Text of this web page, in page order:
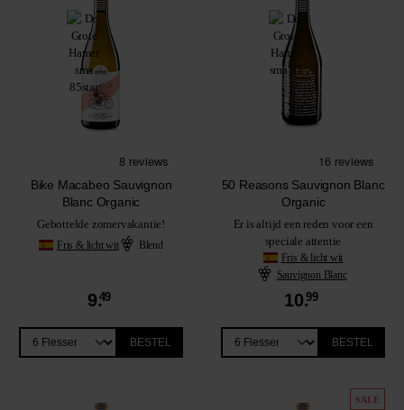
Bike Macabeo Sauvignon
Blanc Organic
Gebottelde zomervakantie!
Fris & licht wit Blend
9.49
BESTEL
50 Reasons Sauvignon Blanc
Organic
Er is altijd een reden voor een
speciale attentie
Fris & licht wit
Sauvignon Blanc
10.99
BESTEL
SALE